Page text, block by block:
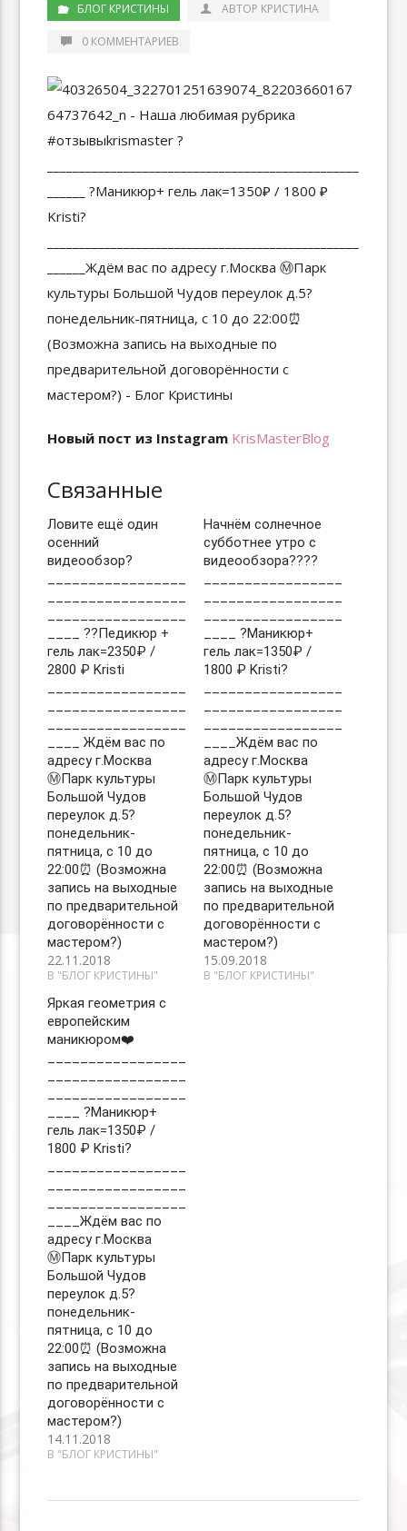
БЛОГ КРИСТИНЫ АВТОР КРИСТИНА
0 КОММЕНТАРИЕВ
Новый пост из Instagram KrisMasterBlog
Связанные
Ловите ещё один
осенний
видеообзор?
____ ??Педикюр +
гель лак=2350₽ /
2800 ₽ Kristi
____ Ждём вас по
адресу г.Москва
Ⓜ️Парк культуры
Большой Чудов
переулок д.5?
понедельник-
пятница, с 10 до
22:00⏰ (Возможна
запись на выходные
по предварительной
договорённости с
мастером?)
22.11.2018
В "БЛОГ КРИСТИНЫ"
Начнём солнечное
субботнее утро с
видеообзора????
____ ?Маникюр+
гель лак=1350₽ /
1800 ₽ Kristi?
____Ждём вас по
адресу г.Москва
Ⓜ️Парк культуры
Большой Чудов
переулок д.5?
понедельник-
пятница, с 10 до
22:00⏰ (Возможна
запись на выходные
по предварительной
договорённости с
мастером?)
15.09.2018
В "БЛОГ КРИСТИНЫ"
Яркая геометрия с
европейским
маникюром❤️
____ ?Маникюр+
гель лак=1350₽ /
1800 ₽ Kristi?
____Ждём вас по
адресу г.Москва
Ⓜ️Парк культуры
Большой Чудов
переулок д.5?
понедельник-
пятница, с 10 до
22:00⏰ (Возможна
запись на выходные
по предварительной
договорённости с
мастером?)
14.11.2018
В "БЛОГ КРИСТИНЫ"